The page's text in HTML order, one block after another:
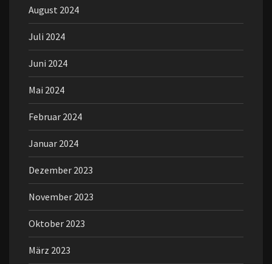
August 2024
Juli 2024
Juni 2024
Mai 2024
Februar 2024
Januar 2024
Dezember 2023
November 2023
Oktober 2023
März 2023